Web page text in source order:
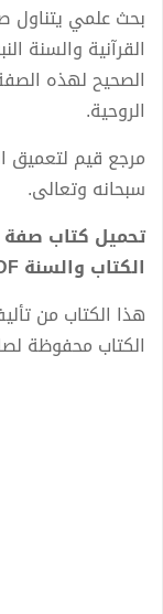
بحث علمي يتناول
القرآنية والسنة
الصحيح لهذه
الروحية.
مرجع قيم لتعميق
سبحانه وتعالى.
تحميل كتاب صفة
الكتاب والسنة PDF - د. علي بن محمد المطري
هذا الكتاب من
الكتاب محفوظة